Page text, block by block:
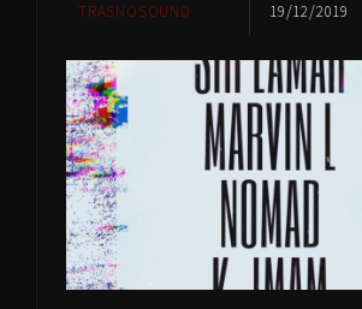
TRASNOSOUND 19/12/2019